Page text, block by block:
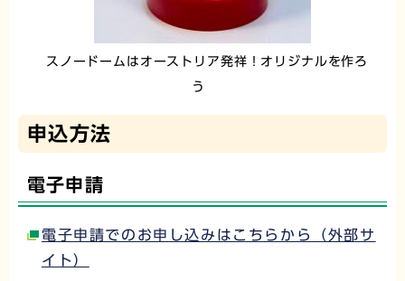
スノードームはオーストリア発祥！オリジナルを作ろ
う
申込方法
電子申請
電子申請でのお申し込みはこちらから（外部サ
イト）